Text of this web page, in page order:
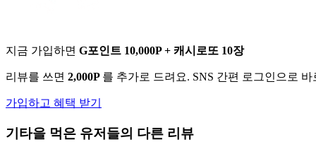
지금 가입하면 G포인트 10,000P + 캐시로또 10장
리뷰를 쓰면 2,000P 를 추가로 드려요. SNS 간편 로그인으로
가입하고 혜택 받기
기타을 먹은 유저들의 다른 리뷰